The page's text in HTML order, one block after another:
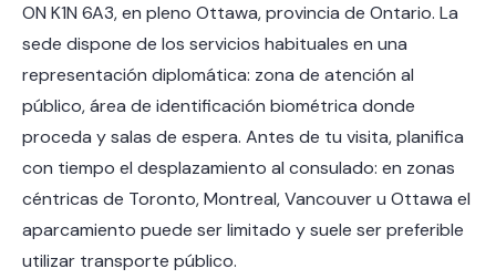
ON K1N 6A3, en pleno Ottawa, provincia de Ontario. La
sede dispone de los servicios habituales en una
representación diplomática: zona de atención al
público, área de identificación biométrica donde
proceda y salas de espera. Antes de tu visita, planifica
con tiempo el desplazamiento al consulado: en zonas
céntricas de Toronto, Montreal, Vancouver u Ottawa el
aparcamiento puede ser limitado y suele ser preferible
utilizar transporte público.